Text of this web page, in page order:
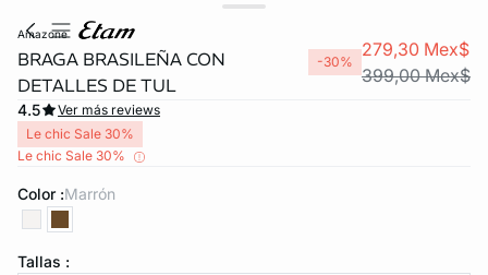
DE PANTIES
amazone
BRAGA BRASILEÑA CON
DETALLES DE TUL
-30%
279,30 Mex$
399,00 Mex$
4.5
Ver más reviews
Le chic Sale 30%
Le chic Sale 30%
Color : marrón
Tallas :